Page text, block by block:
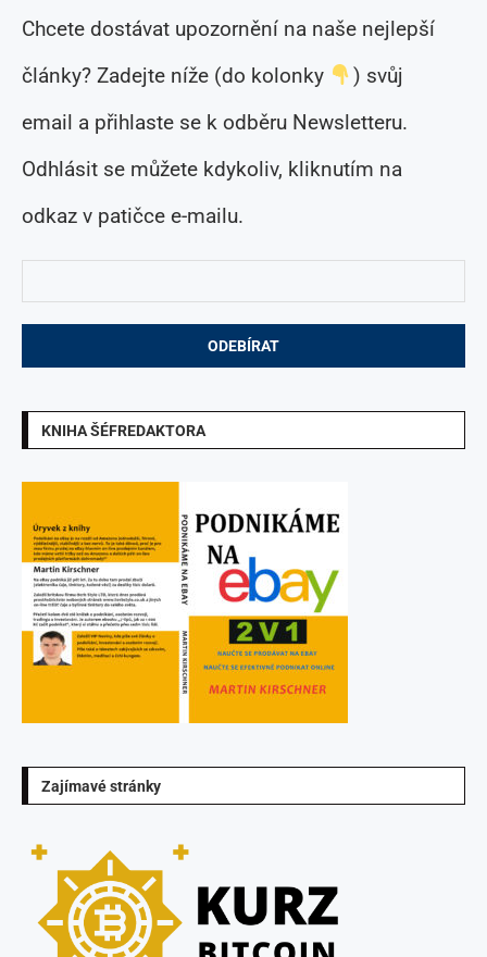
Chcete dostávat upozornění na naše nejlepší
články? Zadejte níže (do kolonky
) svůj
email a přihlaste se k odběru Newsletteru.
Odhlásit se můžete kdykoliv, kliknutím na
odkaz v patičce e-mailu.
KNIHA ŠÉFREDAKTORA
Zajímavé stránky